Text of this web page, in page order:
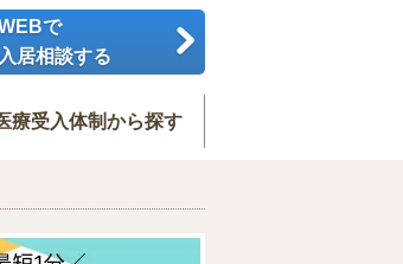
で
入居相談する
療受入体制から探す